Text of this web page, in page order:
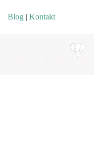
Blog | Kontakt